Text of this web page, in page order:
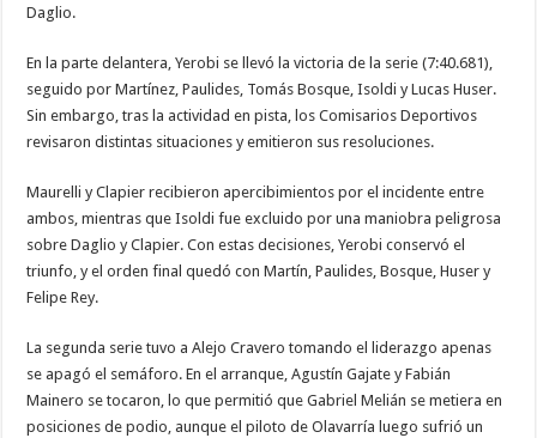
Daglio.
En la parte delantera, Yerobi se llevó la victoria de la serie (7:40.681),
seguido por Martínez, Paulides, Tomás Bosque, Isoldi y Lucas Huser.
Sin embargo, tras la actividad en pista, los Comisarios Deportivos
revisaron distintas situaciones y emitieron sus resoluciones.
Maurelli y Clapier recibieron apercibimientos por el incidente entre
ambos, mientras que Isoldi fue excluido por una maniobra peligrosa
sobre Daglio y Clapier. Con estas decisiones, Yerobi conservó el
triunfo, y el orden final quedó con Martín, Paulides, Bosque, Huser y
Felipe Rey.
La segunda serie tuvo a Alejo Cravero tomando el liderazgo apenas
se apagó el semáforo. En el arranque, Agustín Gajate y Fabián
Mainero se tocaron, lo que permitió que Gabriel Melián se metiera en
posiciones de podio, aunque el piloto de Olavarría luego sufrió un